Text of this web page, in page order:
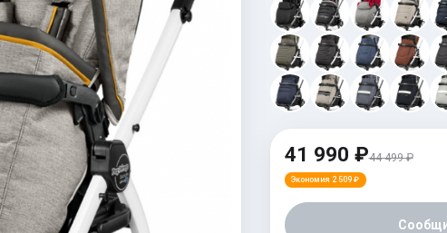
41 990 ₽44 499 ₽
Экономия 2 509 ₽